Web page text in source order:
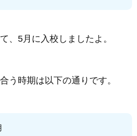
、5月に入校しましたよ。
う時期は以下の通りです。